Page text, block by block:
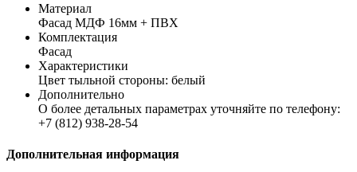
Материал
Фасад МДФ 16мм + ПВХ
Комплектация
Фасад
Характеристики
Цвет тыльной стороны: белый
Дополнительно
О более детальных параметрах уточняйте по телефону:
+7 (812) 938-28-54
Дополнительная информация